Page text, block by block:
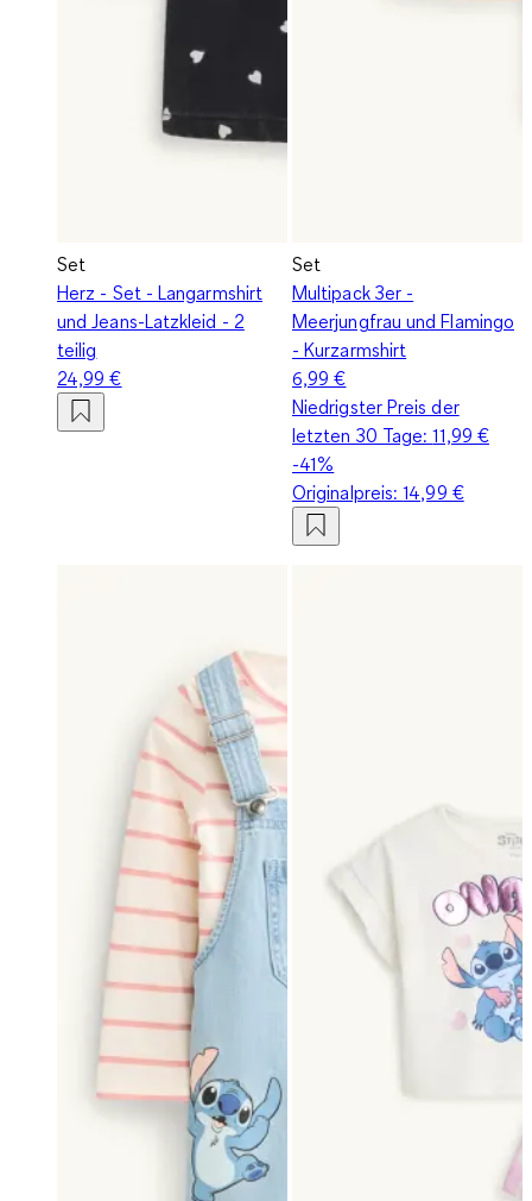
Set
Herz - Set - Langarmshirt
und Jeans-Latzkleid - 2
teilig
24,99 €
Set
Multipack 3er -
Meerjungfrau und Flamingo
- Kurzarmshirt
6,99 €
Niedrigster Preis der
letzten 30 Tage:11,99 €
-41%
Originalpreis:14,99 €